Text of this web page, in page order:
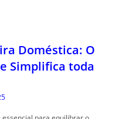
para equilibrar o
alcançar esse objetivo com